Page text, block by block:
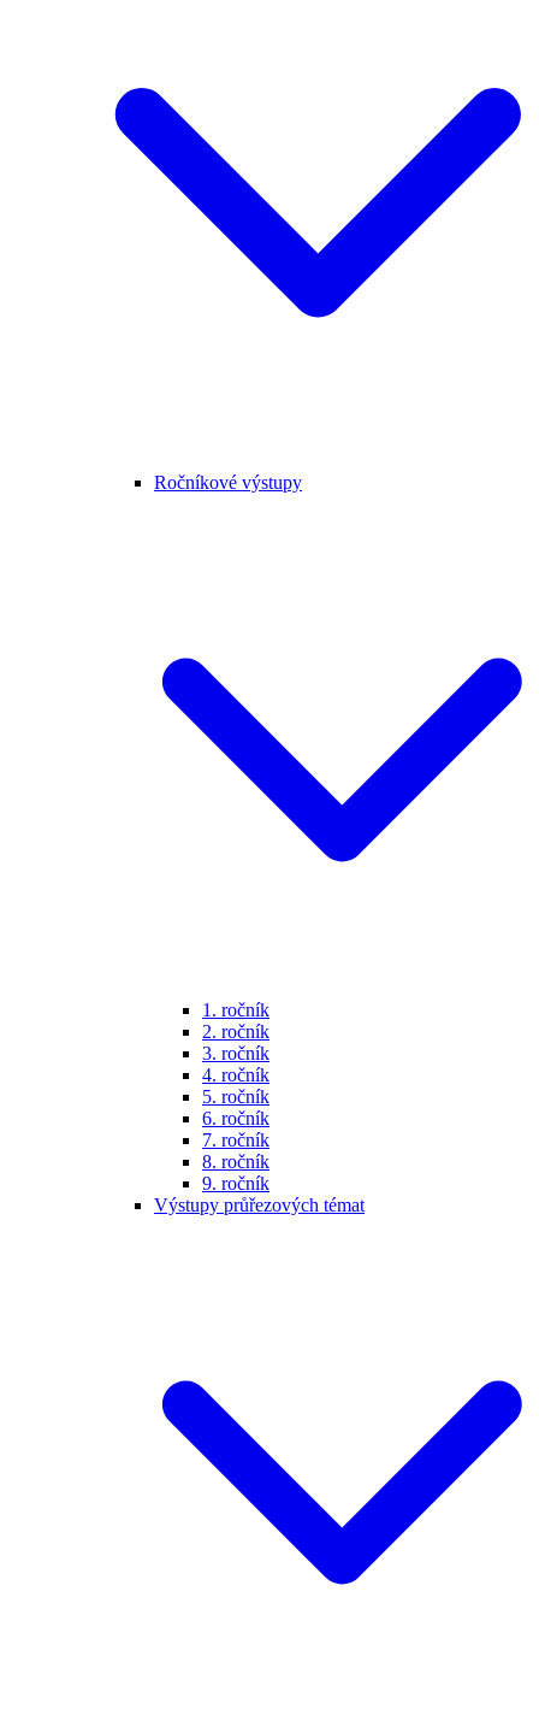
Ročníkové výstupy
1. ročník
2. ročník
3. ročník
4. ročník
5. ročník
6. ročník
7. ročník
8. ročník
9. ročník
Výstupy průřezových témat